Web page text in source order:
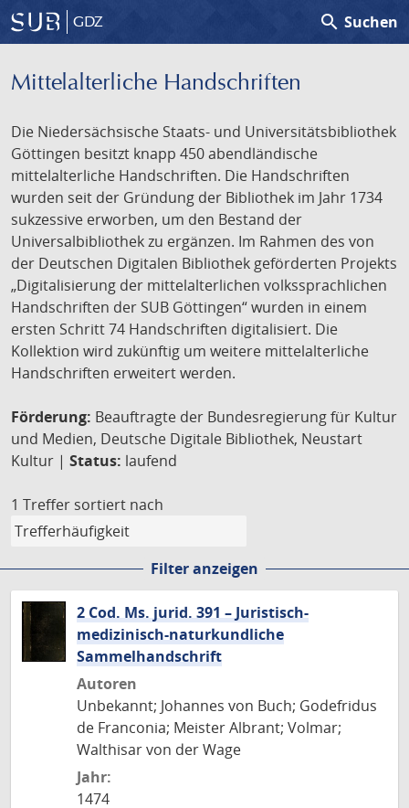
GDZ search Suchen
Mittelalterliche Handschriften
Die Niedersächsische Staats- und Universitätsbibliothek
Göttingen besitzt knapp 450 abendländische
mittelalterliche Handschriften. Die Handschriften
wurden seit der Gründung der Bibliothek im Jahr 1734
sukzessive erworben, um den Bestand der
Universalbibliothek zu ergänzen. Im Rahmen des von
der Deutschen Digitalen Bibliothek geförderten Projekts
„Digitalisierung der mittelalterlichen volkssprachlichen
Handschriften der SUB Göttingen“ wurden in einem
ersten Schritt 74 Handschriften digitalisiert. Die
Kollektion wird zukünftig um weitere mittelalterliche
Handschriften erweitert werden.
Förderung: Beauftragte der Bundesregierung für Kultur
und Medien, Deutsche Digitale Bibliothek, Neustart
Kultur | Status: laufend
1 Treffer sortiert nach
Filter anzeigen
2 Cod. Ms. jurid. 391 – Juristisch-
medizinisch-naturkundliche
Sammelhandschrift
Autoren
Unbekannt; Johannes von Buch; Godefridus
de Franconia; Meister Albrant; Volmar;
Walthisar von der Wage
Jahr:
1474